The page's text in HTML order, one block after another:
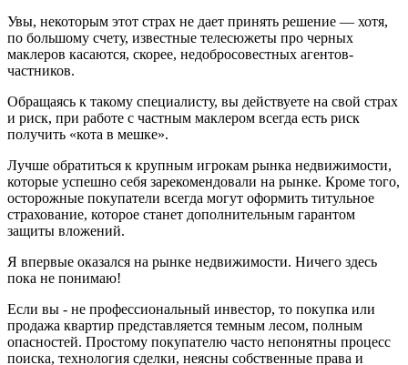
Увы, некоторым этот страх не дает принять решение — хотя,
по большому счету, известные телесюжеты про черных
маклеров касаются, скорее, недобросовестных агентов-
частников.
Обращаясь к такому специалисту, вы действуете на свой страх
и риск, при работе с частным маклером всегда есть риск
получить «кота в мешке».
Лучше обратиться к крупным игрокам рынка недвижимости,
которые успешно себя зарекомендовали на рынке. Кроме того,
осторожные покупатели всегда могут оформить титульное
страхование, которое станет дополнительным гарантом
защиты вложений.
Я впервые оказался на рынке недвижимости. Ничего здесь
пока не понимаю!
Если вы - не профессиональный инвестор, то покупка или
продажа квартир представляется темным лесом, полным
опасностей. Простому покупателю часто непонятны процесс
поиска, технология сделки, неясны собственные права и